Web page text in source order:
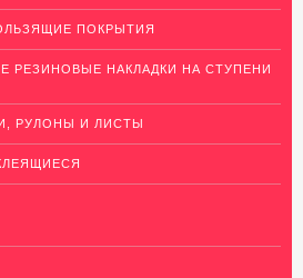
ПОКРЫТИЯ
РЕЗИНОВЫЕ НАКЛАДКИ НА СТУПЕНИ
РУЛОНЫ И ЛИСТЫ